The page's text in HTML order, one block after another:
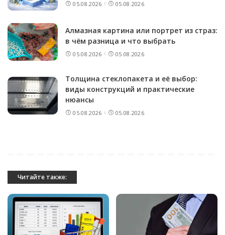
05.08.2026 05.08.2026
Алмазная картина или портрет из страз:
в чём разница и что выбрать
05.08.2026 05.08.2026
Толщина стеклопакета и её выбор:
виды конструкций и практические
нюансы
05.08.2026 05.08.2026
Читайте также: